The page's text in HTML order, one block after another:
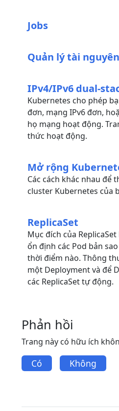
Jobs
Quản lý tài
IPv4/IPv6 dual-
Kubernetes cho phép
đơn, mạng IPv6 đơn,
họ mạng hoạt động.
thức hoạt động.
Mở rộng
Các cách khác nhau để
cluster Kubernetes của
ReplicaSet
Mục đích của
ổn định các Pod bản
thời điểm nào. Thông
một Deployment và để
các ReplicaSet tự động.
Phản hồi
Trang này có hữu ích
Có Không